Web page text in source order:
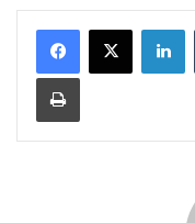
c
e
b
o
itt
er
at
s
Print